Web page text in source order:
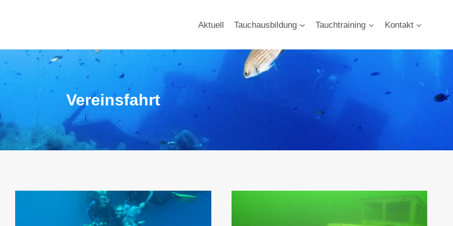
Aktuell Tauchausbildung Tauchtraining Kontakt
Vereinsfahrt